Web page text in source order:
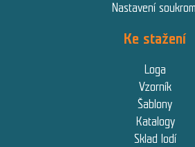
Nastavení
Ke stažení
Loga
Vzorník
Šablony
Katalogy
Sklad lodí